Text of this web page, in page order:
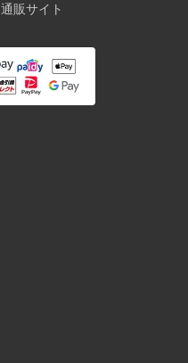
販サイト